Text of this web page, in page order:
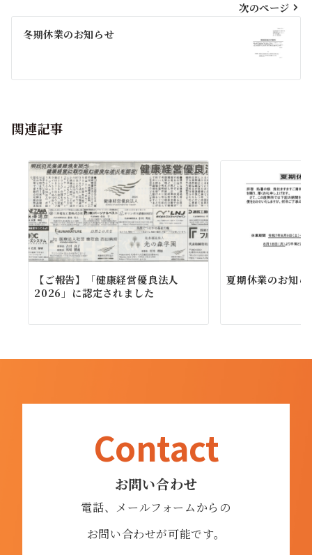
ナ
ー
次のページ
冬期休業のお知らせ
関連記事
【ご報告】「健康経営優良法人
2026」に認定されました
夏期休業のお知ら
お問い合わせ
Contact
電話、メールフォームからの
お問い合わせが可能です。